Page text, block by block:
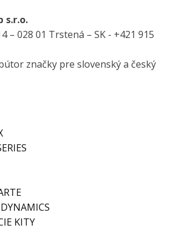
s.r.o.
– 028 01 Trstená – SK - +421 915
značky pre slovenský a český
KITY